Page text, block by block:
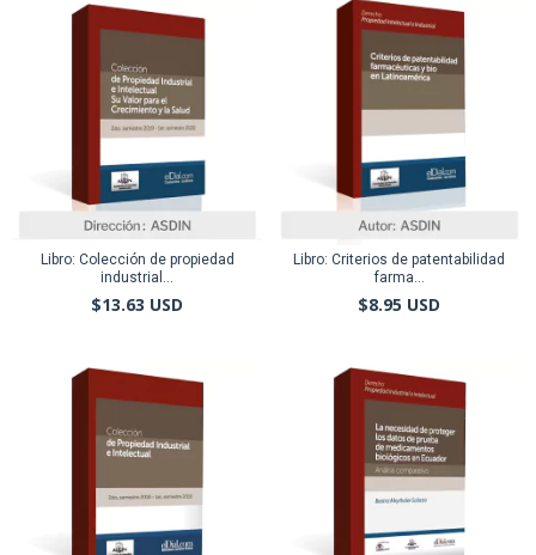
Libro: Colección de propiedad
industrial...
$13.63 USD
Libro: Criterios de patentabilidad
farma...
$8.95 USD